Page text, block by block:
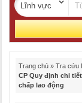
Trang chủ » Tra cứu
CP Quy định chi
chấp lao động